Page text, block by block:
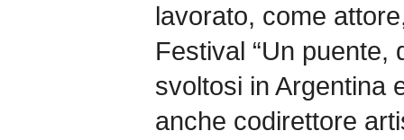
lavorato, come
Festival “Un puente,
svoltosi in Argentina
anche codirettore